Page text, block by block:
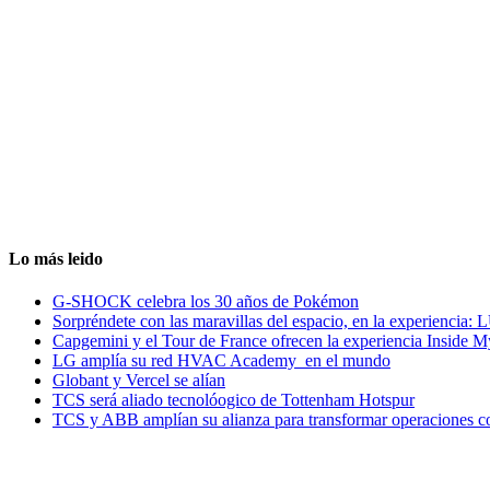
Lo más leido
G-SHOCK celebra los 30 años de Pokémon
Sorpréndete con las maravillas del espacio, en la experiencia:
Capgemini y el Tour de France ofrecen la experiencia Inside
LG amplía su red HVAC Academy en el mundo
Globant y Vercel se alían
TCS será aliado tecnolóogico de Tottenham Hotspur
TCS y ABB amplían su alianza para transformar operaciones